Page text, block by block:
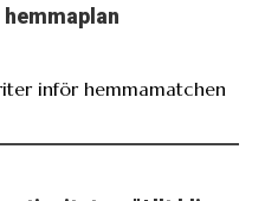
hemmaplan
inför hemmamatchen